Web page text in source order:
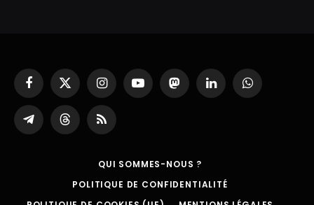
Facebook
X
(Twitter)
InstagramYouTubeMastodonLinkedInWhatsApp
Partager
sur
ThreadsRSS
QUI SOMMES-NOUS ?
POLITIQUE DE CONFIDENTIALITÉ